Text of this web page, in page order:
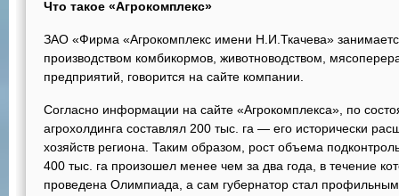
Что такое «Агрокомплекс»
ЗАО «Фирма «Агрокомплекс имени Н.И.Ткачева»
производством комбикормов, животноводством,
предприятий, говорится на сайте компании.
Согласно информации на сайте «Агрокомплекса», по
агрохолдинга составлял 200 тыс. га — его исторически
хозяйств региона. Таким образом, рост объема
400 тыс. га произошел менее чем за два года, в течение
проведена Олимпиада, а сам губернатор стал